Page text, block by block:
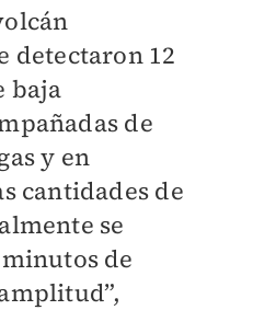
detectaron 12
baja
de
y en
cantidades de
se
de